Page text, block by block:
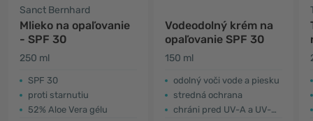
Sanct Bernhard
Mlieko na opaľovanie
- SPF 30
250 ml
SPF 30
proti starnutiu
52% Aloe Vera gélu
Vodeodolný krém na
opaľovanie SPF 30
150 ml
odolný voči vode a piesku
stredná ochrana
chráni pred UV-A a UV-B žiarením